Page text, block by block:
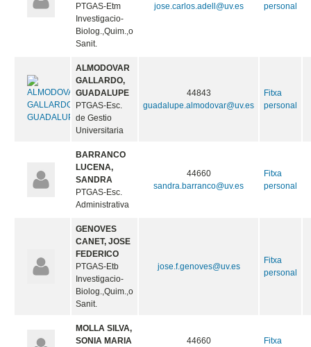
PTGAS-Etm
Investigacio-
Biolog.,Quim.,o
Sanit.
jose.carlos.adell@uv.es
personal
ALMODOVAR
GALLARDO,
GUADALUPE
PTGAS-Esc.
de Gestio
Universitaria
44843
guadalupe.almodovar@uv.es
Fitxa
personal
BARRANCO
LUCENA,
SANDRA
PTGAS-Esc.
Administrativa
44660
sandra.barranco@uv.es
Fitxa
personal
GENOVES
CANET, JOSE
FEDERICO
PTGAS-Etb
Investigacio-
Biolog.,Quim.,o
Sanit.
jose.f.genoves@uv.es
Fitxa
personal
MOLLA SILVA,
SONIA MARIA
44660
Fitxa